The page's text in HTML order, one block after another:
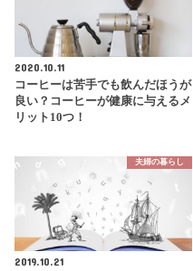
2020.10.11
コーヒーは苦手でも飲んだほうが
良い？コーヒーが健康に与えるメ
リット10つ！
夫婦の暮らし
2019.10.21